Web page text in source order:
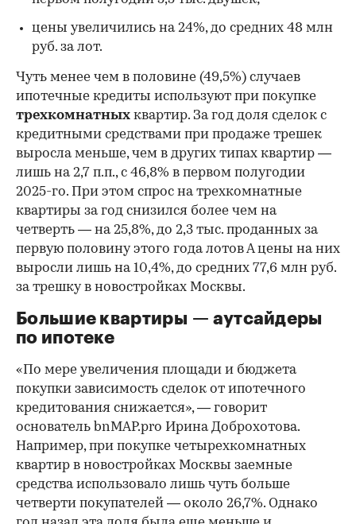
цены увеличились на 24%, до средних 48 млн
руб. за лот.
Чуть менее чем в половине (49,5%) случаев
ипотечные кредиты используют при покупке
трехкомнатных квартир. За год доля сделок с
кредитными средствами при продаже трешек
выросла меньше, чем в других типах квартир —
лишь на 2,7 п.п., с 46,8% в первом полугодии
2025-го. При этом спрос на трехкомнатные
квартиры за год снизился более чем на
четверть — на 25,8%, до 2,3 тыс. проданных за
первую половину этого года лотов А цены на них
выросли лишь на 10,4%, до средних 77,6 млн руб.
за трешку в новостройках Москвы.
Большие квартиры — аутсайдеры
по ипотеке
«По мере увеличения площади и бюджета
покупки зависимость сделок от ипотечного
кредитования снижается», — говорит
основатель bnMAP.pro Ирина Доброхотова.
Например, при покупке четырехкомнатных
квартир в новостройках Москвы заемные
средства использовало лишь чуть больше
четверти покупателей — около 26,7%. Однако